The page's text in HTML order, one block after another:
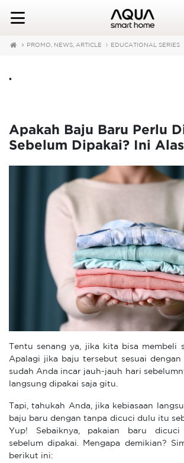
PROMO, NEWS, ARTICLE EDUCATIONAL SERIES
•
Apakah Baju Baru Perlu
Sebelum Dipakai? Ini
Tentu senang ya, jika kita bisa membeli
Apalagi jika baju tersebut sesuai dengan
sudah Anda incar jauh-jauh hari
langsung dipakai saja gitu.
Tapi, tahukah Anda, jika kebiasaan
baju baru dengan tanpa dicuci dulu itu
Yup! Sebaiknya, pakaian baru
sebelum dipakai. Mengapa demikian?
berikut ini: